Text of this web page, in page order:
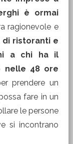
è ormai
ragionevole e
ristoranti e
a chi ha il
nelle 48 ore
prendere un
fare in un
le persone
si incontrano